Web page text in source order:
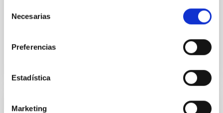
Necesarias
Preferencias
Estadística
Marketing
selectivo para ingreso, por el sistema de promoción
EMPLEO